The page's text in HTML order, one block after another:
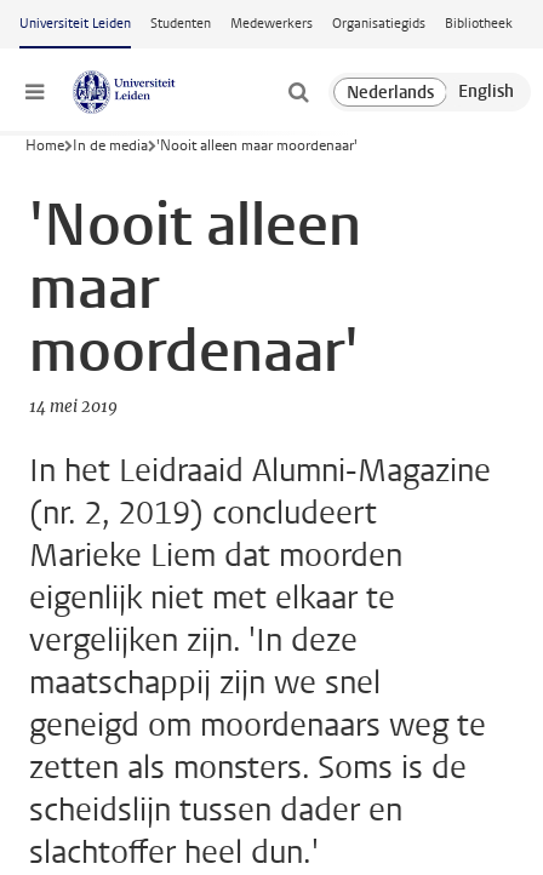
Ga naar hoofdinhoud
Universiteit Leiden Studenten Medewerkers Organisatiegids Bibliotheek
Menu
Home In de media 'Nooit alleen maar moordenaar'
'Nooit alleen
maar
moordenaar'
14 mei 2019
In het Leidraaid Alumni-Magazine
(nr. 2, 2019) concludeert
Marieke Liem dat moorden
eigenlijk niet met elkaar te
vergelijken zijn. 'In deze
maatschappij zijn we snel
geneigd om moordenaars weg te
zetten als monsters. Soms is de
scheidslijn tussen dader en
slachtoffer heel dun.'